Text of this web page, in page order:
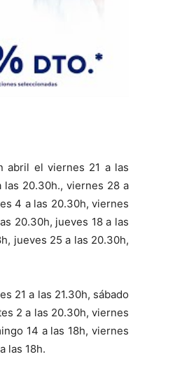
abril el viernes 21 a las
las 20.30h., viernes 28 a
4 a las 20.30h, viernes
20.30h, jueves 18 a las
jueves 25 a las 20.30h,
21 a las 21.30h, sábado
2 a las 20.30h, viernes
14 a las 18h, viernes
las 18h.